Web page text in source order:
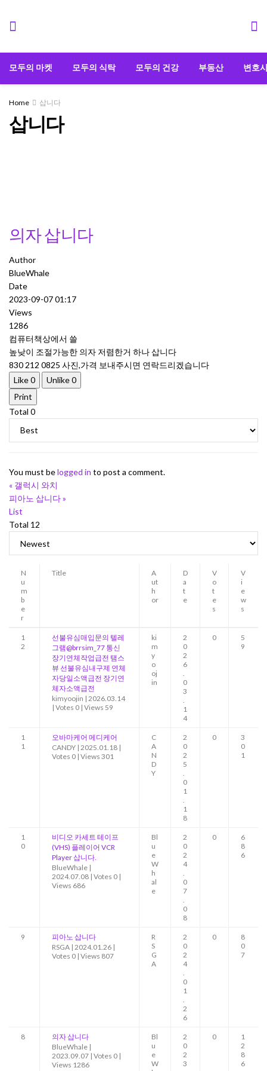
모두의 마켓 모두의 식탁 모두의 건강 부동산 변호
Home 삽니다
삽니다
의자 삽니다
Author
BlueWhale
Date
2023-09-07 01:17
Views
1286
컴퓨터책상에서 쓸
높낮이 조절가능한 의자 저렴한거 하나 삽니다
830 212 0825 사진,가격 보내주시면 연락드리겠습니다
Like0 Unlike0
Print
Total 0
You must belogged in to post a comment.
« 갤럭시 와치
피아노 삽니다»
List
Total 12
N
u
m
b
e
r
Title
A
ut
h
or
D
a
t
e
V
o
t
e
s
V
i
e
w
s
1
2
선불유심매입문의 텔레
그램@brrsim_77 통신
장기연체작업급전 탬스
뷰 선불유심내구제 연체
자당일소액급전 장기연
체자소액급전
kimyoojin | 2026.03.14
| Votes 0 | Views 59
ki
m
y
o
oj
in
2
0
2
6
.
0
3
.
1
4
0
5
9
1
1
오바마케어 메디케어
CANDY | 2025.01.18 |
Votes 0 | Views 301
C
A
N
D
Y
2
0
2
5
.
0
1
.
1
8
0
3
0
1
1
0
비디오 카세트 테이프
(VHS) 플레이어 VCR
Player 삽니다.
BlueWhale |
2024.07.08 | Votes 0 |
Views 686
Bl
u
e
W
h
al
e
2
0
2
4
.
0
7
.
0
8
0
6
8
6
9
피아노 삽니다
RSGA | 2024.01.26 |
Votes 0 | Views 807
R
S
G
A
2
0
2
4
.
0
1
.
2
6
0
8
0
7
8
의자 삽니다
BlueWhale |
2023.09.07 | Votes 0 |
Views 1286
Bl
u
e
W
2
0
2
3
0
1
2
8
6